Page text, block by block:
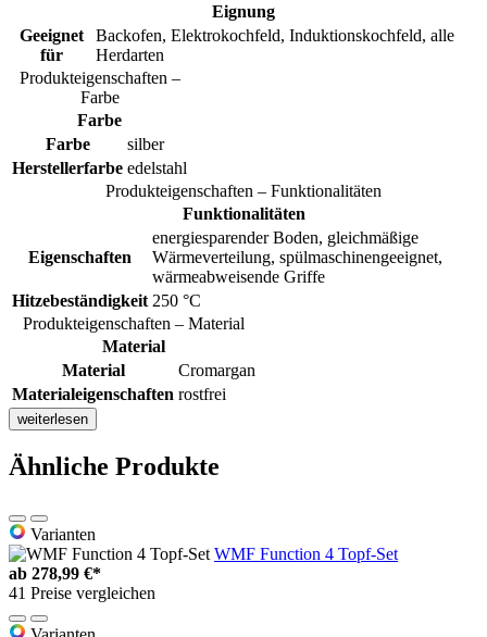
Eignung
Geeignet
für
Backofen, Elektrokochfeld, Induktionskochfeld, alle
Herdarten
Produkteigenschaften –
Farbe
Farbe
Farbe
silber
Herstellerfarbe edelstahl
Produkteigenschaften – Funktionalitäten
Funktionalitäten
Eigenschaften
energiesparender Boden, gleichmäßige
Wärmeverteilung, spülmaschinengeeignet,
wärmeabweisende Griffe
Hitzebeständigkeit 250 °C
Produkteigenschaften – Material
Material
Material
Cromargan
Materialeigenschaften rostfrei
weiterlesen
Ähnliche Produkte
Varianten
WMF Function 4 Topf-Set
ab 278,99 €*
41 Preise vergleichen